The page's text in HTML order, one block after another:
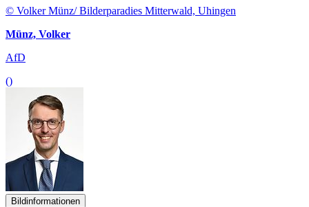
© Volker Münz/ Bilderparadies Mitterwald, Uhingen
Münz, Volker
AfD
()
Bildinformationen